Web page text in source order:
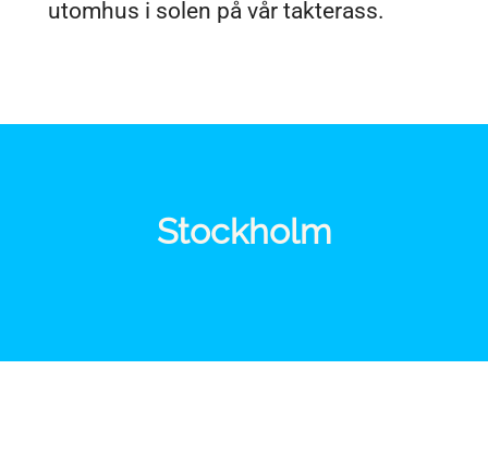
utomhus i solen på vår takterass.
Stockholm